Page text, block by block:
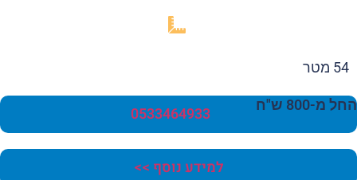
54 מטר
מ-800 ש"ח 0533464933
למידע נוסף >>